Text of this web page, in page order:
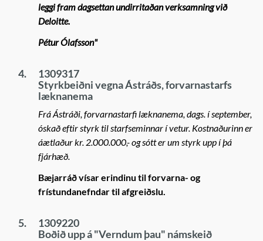
leggi fram dagsettan undirritaðan verksamning við
Deloitte.
Pétur Ólafsson"
4.
1309317
Styrkbeiðni vegna Ástráðs, forvarnastarfs
læknanema
Frá Ástráði, forvarnastarfi læknanema, dags. í september,
óskað eftir styrk til starfseminnar í vetur. Kostnaðurinn er
áætlaður kr. 2.000.000,- og sótt er um styrk upp í þá
fjárhæð.
Bæjarráð vísar erindinu til forvarna- og
frístundanefndar til afgreiðslu.
5.
1309220
Boðið upp á "Verndum þau" námskeið